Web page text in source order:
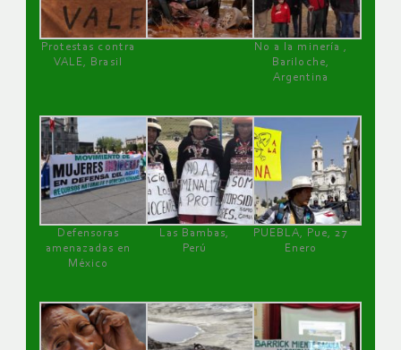
Protestas contra
VALE, Brasil
No a la minería ,
Bariloche,
Argentina
Defensoras
amenazadas en
México
Las Bambas,
Perú
PUEBLA, Pue, 27
Enero